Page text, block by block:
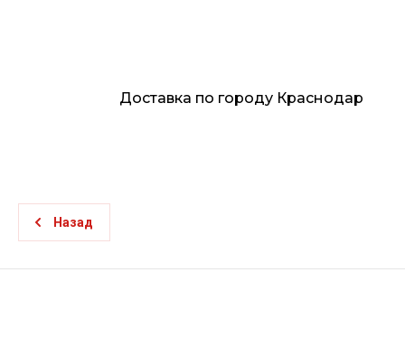
Доставка по городу Краснодар
Назад